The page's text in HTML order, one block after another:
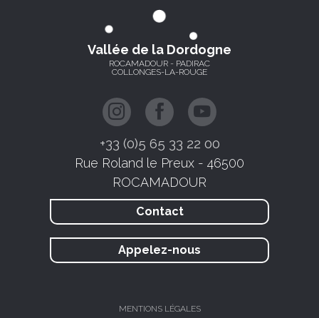
Vallée de la Dordogne
ROCAMADOUR - PADIRAC
COLLONGES-LA-ROUGE
+33 (0)5 65 33 22 00
Rue Roland le Preux - 46500
ROCAMADOUR
Contact
Appelez-nous
MENTIONS LÉGALES